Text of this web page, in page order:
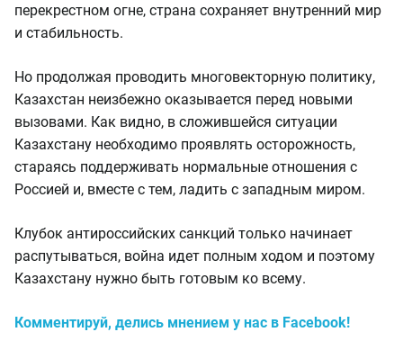
перекрестном огне, страна сохраняет внутренний мир
и стабильность.
Но продолжая проводить многовекторную политику,
Казахстан неизбежно оказывается перед новыми
вызовами. Как видно, в сложившейся ситуации
Казахстану необходимо проявлять осторожность,
стараясь поддерживать нормальные отношения с
Россией и, вместе с тем, ладить с западным миром.
Клубок антироссийских санкций только начинает
распутываться, война идет полным ходом и поэтому
Казахстану нужно быть готовым ко всему.
Комментируй, делись мнением у нас в Facebook!